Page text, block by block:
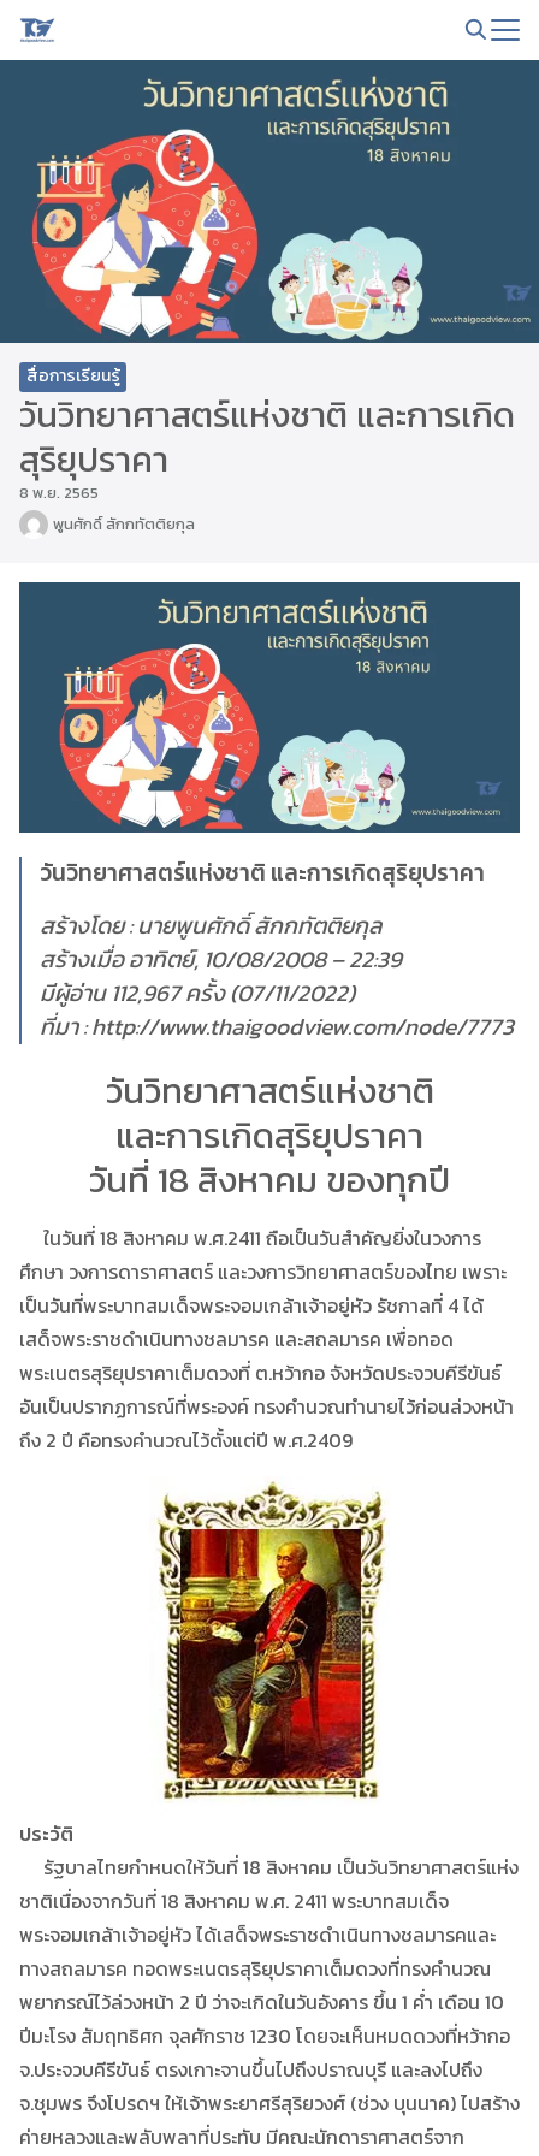
Skip
สื่อการเรียนรู้
วันวิทยาศาสตร์แห่งชาติ และการเกิด
สุริยุปราคา
8 พ.ย. 2565
พูนศักดิ์ สักกทัตติยกุล
วันวิทยาศาสตร์แห่งชาติ และการเกิดสุริยุปราคา
สร้างโดย : นายพูนศักดิ์ สักกทัตติยกุล
สร้างเมื่อ อาทิตย์, 10/08/2008 – 22:39
มีผู้อ่าน 112,967 ครั้ง (07/11/2022)
ที่มา : http://www.thaigoodview.com/node/7773
วันวิทยาศาสตร์แห่งชาติ
และการเกิดสุริยุปราคา
วันที่ 18 สิงหาคม ของทุกปี
ในวันที่ 18 สิงหาคม พ.ศ.2411 ถือเป็นวันสำคัญยิ่งในวงการ
ศึกษา วงการดาราศาสตร์ และวงการวิทยาศาสตร์ของไทย เพราะ
เป็นวันที่พระบาทสมเด็จพระจอมเกล้าเจ้าอยู่หัว รัชกาลที่ 4 ได้
เสด็จพระราชดำเนินทางชลมารค และสถลมารค เพื่อทอด
พระเนตรสุริยุปราคาเต็มดวงที่ ต.หว้ากอ จังหวัดประจวบคีรีขันธ์
อันเป็นปรากฏการณ์ที่พระองค์ ทรงคำนวณทำนายไว้ก่อนล่วงหน้า
ถึง 2 ปี คือทรงคำนวณไว้ตั้งแต่ปี พ.ศ.2409
ประวัติ
รัฐบาลไทยกำหนดให้วันที่ 18 สิงหาคม เป็นวันวิทยาศาสตร์แห่ง
ชาติเนื่องจากวันที่ 18 สิงหาคม พ.ศ. 2411 พระบาทสมเด็จ
พระจอมเกล้าเจ้าอยู่หัว ได้เสด็จพระราชดำเนินทางชลมารคและ
ทางสถลมารค ทอดพระเนตรสุริยุปราคาเต็มดวงที่ทรงคำนวณ
พยากรณ์ไว้ล่วงหน้า 2 ปี ว่าจะเกิดในวันอังคาร ขึ้น 1 ค่ำ เดือน 10
ปีมะโรง สัมฤทธิศก จุลศักราช 1230 โดยจะเห็นหมดดวงที่หว้ากอ
จ.ประจวบคีรีขันธ์ ตรงเกาะจานขึ้นไปถึงปราณบุรี และลงไปถึง
จ.ชุมพร จึงโปรดฯ ให้เจ้าพระยาศรีสุริยวงศ์ (ช่วง บุนนาค) ไปสร้าง
ค่ายหลวงและพลับพลาที่ประทับ มีคณะนักดาราศาสตร์จาก